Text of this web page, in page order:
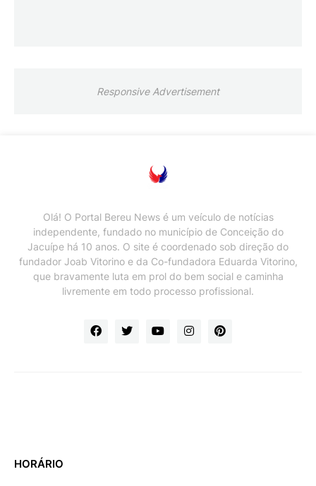
Responsive Advertisement
Olá! O Portal Bereu News é um veículo de notícias
independente, fundado no município de Conceição do
Jacuípe há 10 anos. O site é coordenado sob direção do
fundador Joab Vitorino e da Co-fundadora Eduarda Vitorino,
que bravamente luta em prol do bem social e caminha
livremente em todo processo profissional.
HORÁRIO